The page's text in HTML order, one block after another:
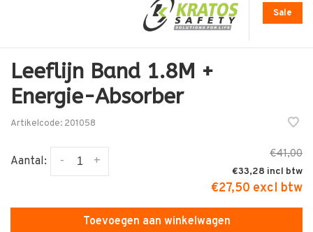
Sale
Leeflijn Band 1.8M +
Energie-Absorber
Artikelcode: 201058
Aantal: +
-
€41,00
€33,28
€27,50 excl btw
Toevoegen aan winkelwagen